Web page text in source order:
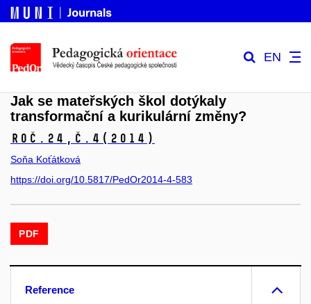
EN
Jak se mateřských škol dotýkaly
transformační a kurikulární změny?
Roč.24, č.4 (2014)
Soňa Koťátková
https://doi.org/10.5817/PedOr2014-4-583
PDF
Reference